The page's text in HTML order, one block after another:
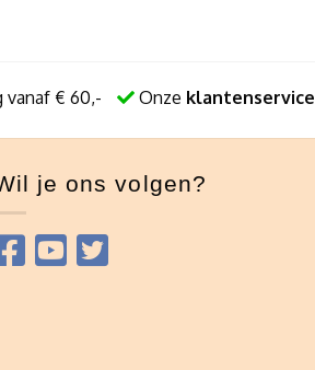
vanaf € 60,- Onze klantenservice
je ons volgen?